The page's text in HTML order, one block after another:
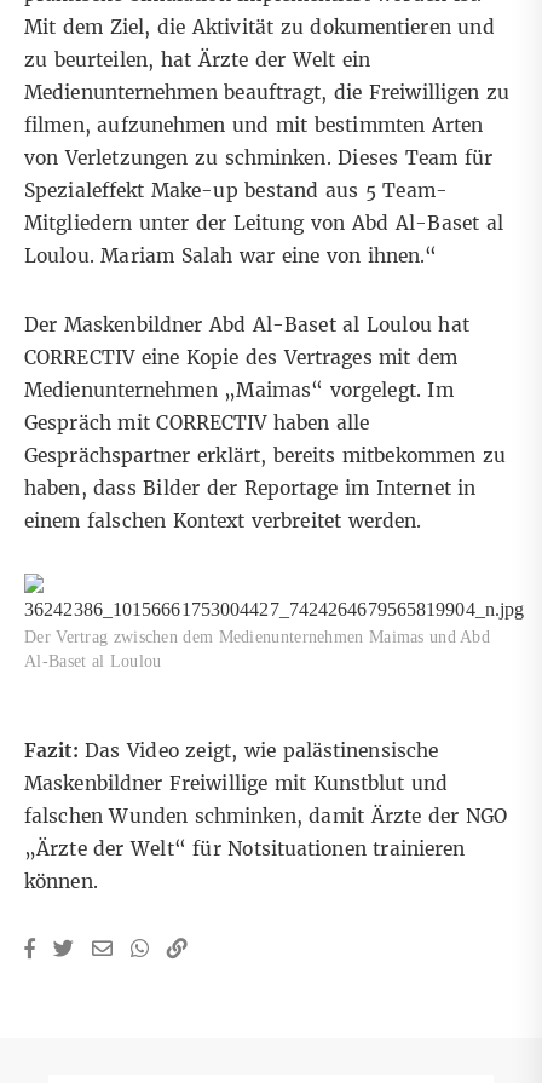
Mit dem Ziel, die Aktivität zu dokumentieren und
zu beurteilen, hat Ärzte der Welt ein
Medienunternehmen beauftragt, die Freiwilligen zu
filmen, aufzunehmen und mit bestimmten Arten
von Verletzungen zu schminken. Dieses Team für
Spezialeffekt Make-up bestand aus 5 Team-
Mitgliedern unter der Leitung von Abd Al-Baset al
Loulou. Mariam Salah war eine von ihnen.“
Der Maskenbildner Abd Al-Baset al Loulou hat
CORRECTIV eine Kopie des Vertrages mit dem
Medienunternehmen „Maimas“ vorgelegt. Im
Gespräch mit CORRECTIV haben alle
Gesprächspartner erklärt, bereits mitbekommen zu
haben, dass Bilder der Reportage im Internet in
einem falschen Kontext verbreitet werden.
Der Vertrag zwischen dem Medienunternehmen Maimas und Abd
Al-Baset al Loulou
Fazit:Das Video zeigt, wie palästinensische
Maskenbildner Freiwillige mit Kunstblut und
falschen Wunden schminken, damit Ärzte der NGO
„Ärzte der Welt“ für Notsituationen trainieren
können.